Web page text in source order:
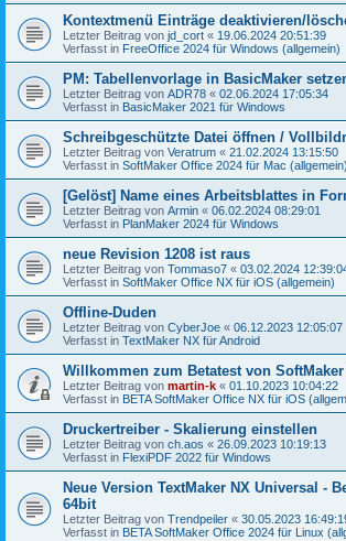
Kontextmenü Einträge deaktivieren/
Letzter Beitrag von jd_cort « 19.06.2024 20:51:39
Verfasst in FreeOffice 2024 für Windows (allgemein)
PM: Tabellenvorlage in BasicMaker
Letzter Beitrag von ADR78 « 02.06.2024 17:05:34
Verfasst in BasicMaker 2021 für Windows
Schreibgeschützte Datei öffnen /
Letzter Beitrag von Veratrum « 21.02.2024 13:15:50
Verfasst in SoftMaker Office 2024 für Mac (allgemein)
[Gelöst] Name eines Arbeitsblattes in
Letzter Beitrag von Armin « 06.02.2024 08:29:01
Verfasst in PlanMaker 2024 für Windows
neue Revision 1208 ist raus
Letzter Beitrag von Tommaso7 « 03.02.2024
Verfasst in SoftMaker Office NX für iOS (allgemein)
Offline-Duden
Letzter Beitrag von CyberJoe « 06.12.2023 12:05:07
Verfasst in TextMaker NX für Android
Willkommen zum Betatest von
Letzter Beitrag von martin-k « 01.10.2023 10:04:22
Verfasst in BETA SoftMaker Office NX für iOS
Druckertreiber - Skalierung einstellen
Letzter Beitrag von ch.aos « 26.09.2023 10:19:13
Verfasst in FlexiPDF 2022 für Windows
Neue Version TextMaker NX Universal -
64bit
Letzter Beitrag von Trendpeiler « 30.05.2023
Verfasst in BETA SoftMaker Office 2024 für Linux